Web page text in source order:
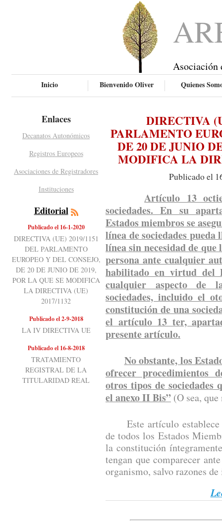
Asociación
Inicio Bienvenido Oliver Quienes
Enlaces
Decanatos Autonómicos
Registros Europeos
Asociaciones de Registradores
Instituciones
Editorial
Publicado el 16-1-2020
DIRECTIVA (UE) 2019/1151
DEL PARLAMENTO
EUROPEO Y DEL CONSEJO,
DE 20 DE JUNIO DE 2019,
POR LA QUE SE MODIFICA
LA DIRECTIVA (UE)
2017/1132
Publicado el 2-9-2018
LA IV DIRECTIVA UE
Publicado el 16-8-2018
TRATAMIENTO
REGISTRAL DE LA
TITULARIDAD REAL
DIRECTIVA
PARLAMENTO
DE 20 DE JUNIO
MODIFICA LA
Publicado el
Artículo 13
sociedades. En su
Estados miembros se
línea de sociedades
línea sin necesidad de
persona ante cualquier
habilitado en virtud del
cualquier aspecto de
sociedades, incluido el
constitución de una
el artículo 13 ter,
presente artículo.
No obstante, los
ofrecer procedimientos
otros tipos de sociedades
el anexo II Bis” (O sea,
Este artículo establece
de todos los Estados
la constitución
tengan que comparecer
organismo, salvo razones